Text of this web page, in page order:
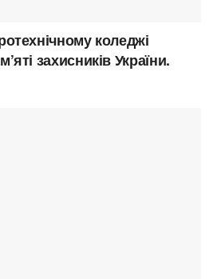
коледжі
захисників України.